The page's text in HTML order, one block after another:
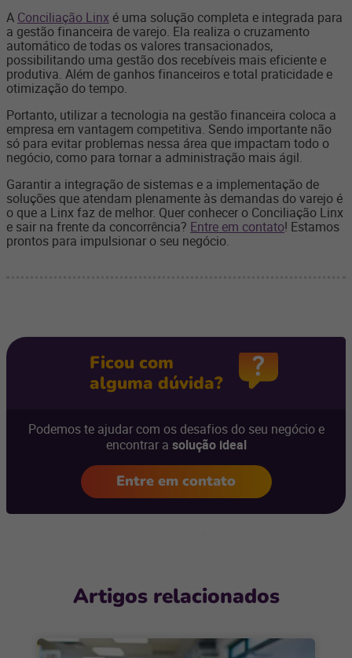
A Conciliação Linx é uma solução completa e integrada para
a gestão financeira de varejo. Ela realiza o cruzamento
automático de todas os valores transacionados,
possibilitando uma gestão dos recebíveis mais eficiente e
produtiva. Além de ganhos financeiros e total praticidade e
otimização do tempo.
Portanto, utilizar a tecnologia na gestão financeira coloca a
empresa em vantagem competitiva. Sendo importante não
só para evitar problemas nessa área que impactam todo o
negócio, como para tornar a administração mais ágil.
Garantir a integração de sistemas e a implementação de
soluções que atendam plenamente às demandas do varejo é
o que a Linx faz de melhor. Quer conhecer o Conciliação Linx
e sair na frente da concorrência? Entre em contato! Estamos
prontos para impulsionar o seu negócio.
Ficou com
alguma dúvida?
Podemos te ajudar com os desafios do seu negócio e
encontrar a solução ideal
Entre em contato
Artigos relacionados